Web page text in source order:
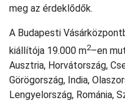
meg az érdeklődők.
A Budapesti
kiállítója 19.000 m2–en
Ausztria, Horvátország,
Görögország, India,
Lengyelország, Románia,